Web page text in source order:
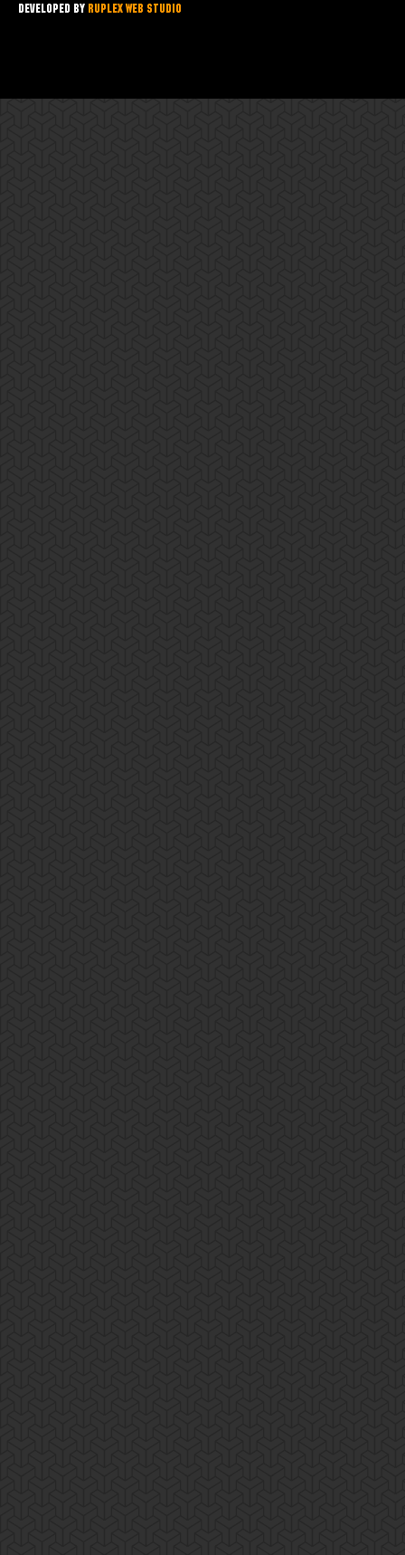
Developed by Ruplex Web Studio